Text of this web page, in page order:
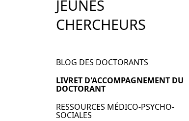
JEUNES
CHERCHEURS
BLOG DES DOCTORANTS
LIVRET D'ACCOMPAGNEMENT DU
DOCTORANT
RESSOURCES MÉDICO-PSYCHO-
SOCIALES